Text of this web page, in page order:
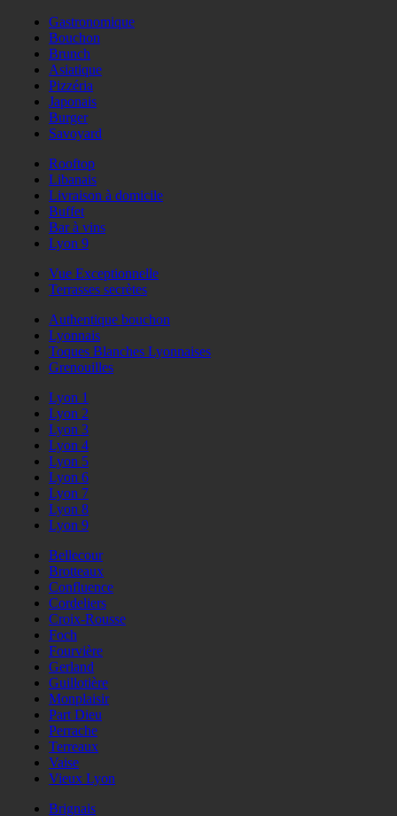
Gastronomique
Bouchon
Brunch
Asiatique
Pizzéria
Japonais
Burger
Savoyard
Rooftop
Libanais
Livraison à domicile
Buffet
Bar à vins
Lyon 9
Vue Exceptionnelle
Terrasses secrètes
Authentique bouchon
Lyonnais
Toques Blanches Lyonnaises
Grenouilles
Lyon 1
Lyon 2
Lyon 3
Lyon 4
Lyon 5
Lyon 6
Lyon 7
Lyon 8
Lyon 9
Bellecour
Brotteaux
Confluence
Cordeliers
Croix-Rousse
Foch
Fourvière
Gerland
Guillotière
Monplaisir
Part Dieu
Perrache
Terreaux
Vaise
Vieux Lyon
Brignais